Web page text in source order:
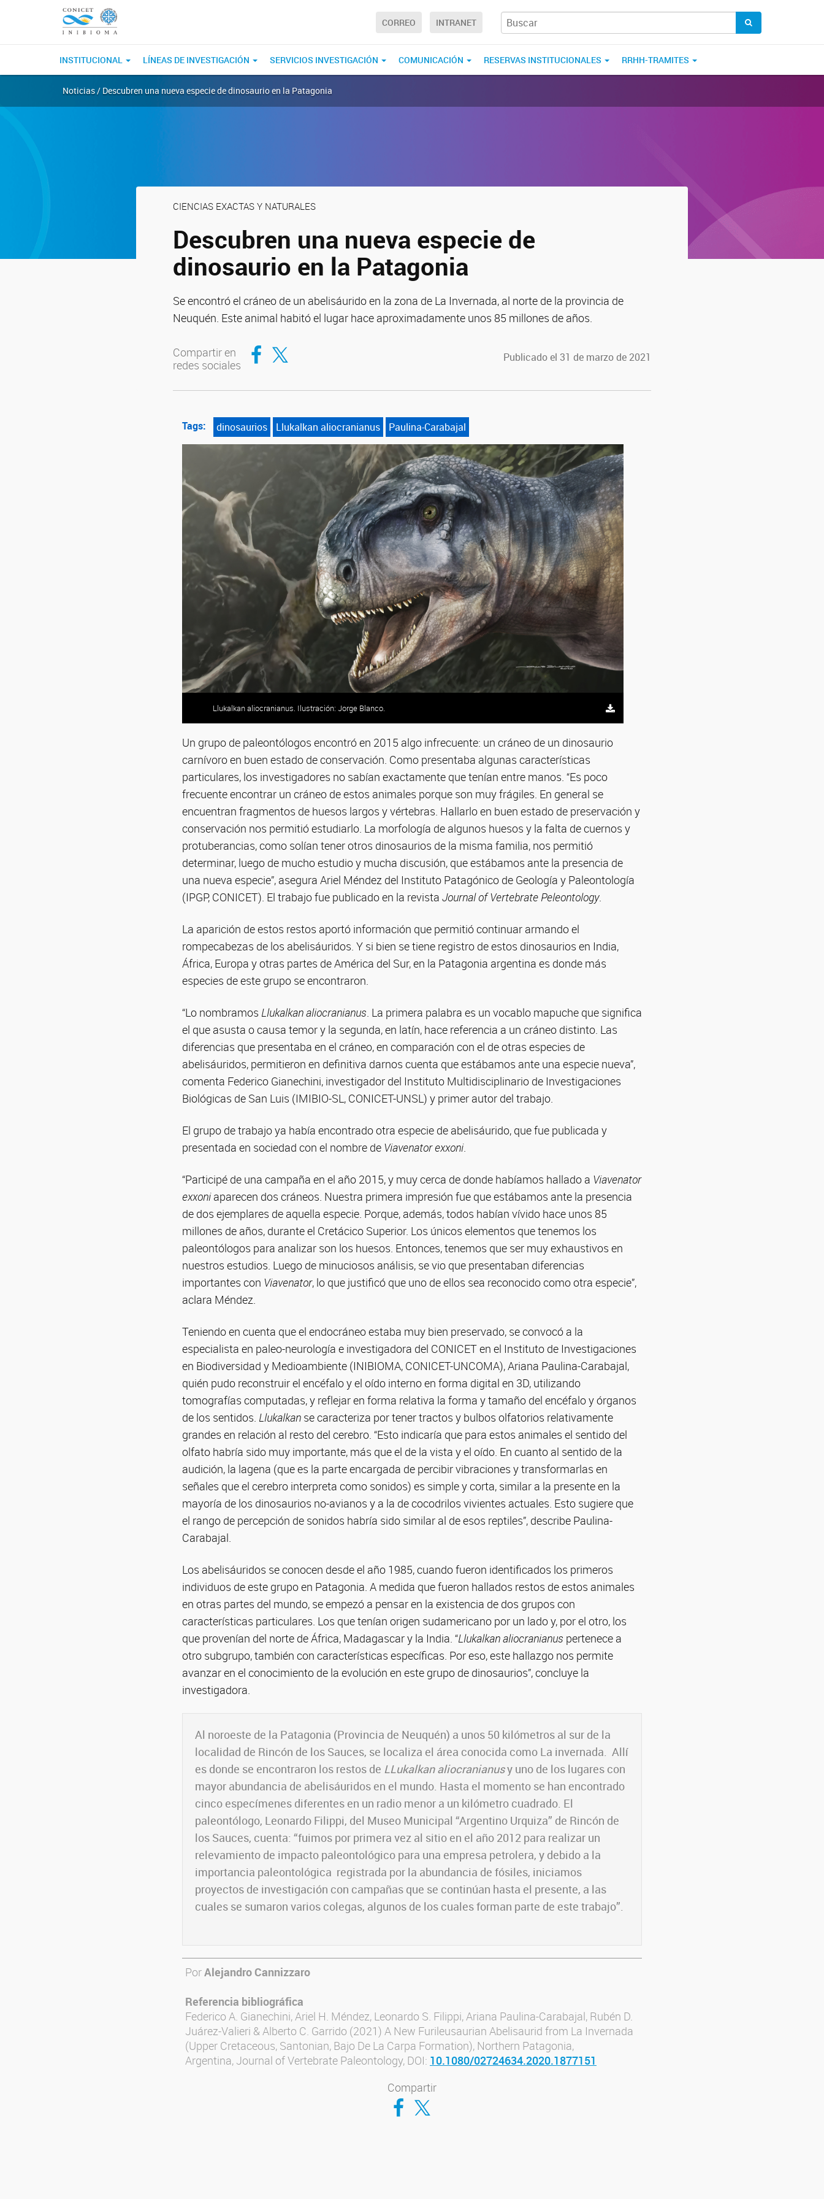
CORREO INTRANET
INSTITUCIONAL LÍNEAS DE INVESTIGACIÓN SERVICIOS INVESTIGACIÓN COMUNICACIÓN RESERVAS INSTITUCIONALES RRHH-TRAMITES
Noticias / Descubren una nueva especie de dinosaurio en la Patagonia
CIENCIAS EXACTAS Y NATURALES
Descubren una nueva especie de
dinosaurio en la Patagonia
Se encontró el cráneo de un abelisáurido en la zona de La Invernada, al norte de la provincia de
Neuquén. Este animal habitó el lugar hace aproximadamente unos 85 millones de años.
Compartir en
redes sociales
Compartir en Facebook
Compartir en Twitter Publicado el 31 de marzo de 2021
Tags: dinosaurios Llukalkan aliocranianus Paulina-Carabajal
Llukalkan aliocranianus. Ilustración: Jorge Blanco.
Un grupo de paleontólogos encontró en 2015 algo infrecuente: un cráneo de un dinosaurio
carnívoro en buen estado de conservación. Como presentaba algunas características
particulares, los investigadores no sabían exactamente que tenían entre manos. “Es poco
frecuente encontrar un cráneo de estos animales porque son muy frágiles. En general se
encuentran fragmentos de huesos largos y vértebras. Hallarlo en buen estado de preservación y
conservación nos permitió estudiarlo. La morfología de algunos huesos y la falta de cuernos y
protuberancias, como solían tener otros dinosaurios de la misma familia, nos permitió
determinar, luego de mucho estudio y mucha discusión, que estábamos ante la presencia de
una nueva especie”, asegura Ariel Méndez del Instituto Patagónico de Geología y Paleontología
(IPGP, CONICET). El trabajo fue publicado en la revista Journal of Vertebrate Peleontology.
La aparición de estos restos aportó información que permitió continuar armando el
rompecabezas de los abelisáuridos. Y si bien se tiene registro de estos dinosaurios en India,
África, Europa y otras partes de América del Sur, en la Patagonia argentina es donde más
especies de este grupo se encontraron.
“Lo nombramos Llukalkan aliocranianus. La primera palabra es un vocablo mapuche que significa
el que asusta o causa temor y la segunda, en latín, hace referencia a un cráneo distinto. Las
diferencias que presentaba en el cráneo, en comparación con el de otras especies de
abelisáuridos, permitieron en definitiva darnos cuenta que estábamos ante una especie nueva”,
comenta Federico Gianechini, investigador del Instituto Multidisciplinario de Investigaciones
Biológicas de San Luis (IMIBIO-SL, CONICET-UNSL) y primer autor del trabajo.
El grupo de trabajo ya había encontrado otra especie de abelisáurido, que fue publicada y
presentada en sociedad con el nombre de Viavenator exxoni.
“Participé de una campaña en el año 2015, y muy cerca de donde habíamos hallado a Viavenator
exxoniaparecen dos cráneos. Nuestra primera impresión fue que estábamos ante la presencia
de dos ejemplares de aquella especie. Porque, además, todos habían vívido hace unos 85
millones de años, durante el Cretácico Superior. Los únicos elementos que tenemos los
paleontólogos para analizar son los huesos. Entonces, tenemos que ser muy exhaustivos en
nuestros estudios. Luego de minuciosos análisis, se vio que presentaban diferencias
importantes con Viavenator, lo que justificó que uno de ellos sea reconocido como otra especie”,
aclara Méndez.
Teniendo en cuenta que el endocráneo estaba muy bien preservado, se convocó a la
especialista en paleo-neurología e investigadora del CONICET en el Instituto de Investigaciones
en Biodiversidad y Medioambiente (INIBIOMA, CONICET-UNCOMA), Ariana Paulina-Carabajal,
quién pudo reconstruir el encéfalo y el oído interno en forma digital en 3D, utilizando
tomografías computadas, y reflejar en forma relativa la forma y tamaño del encéfalo y órganos
de los sentidos. Llukalkan se caracteriza por tener tractos y bulbos olfatorios relativamente
grandes en relación al resto del cerebro. “Esto indicaría que para estos animales el sentido del
olfato habría sido muy importante, más que el de la vista y el oído. En cuanto al sentido de la
audición, la lagena (que es la parte encargada de percibir vibraciones y transformarlas en
señales que el cerebro interpreta como sonidos) es simple y corta, similar a la presente en la
mayoría de los dinosaurios no-avianos y a la de cocodrilos vivientes actuales. Esto sugiere que
el rango de percepción de sonidos habría sido similar al de esos reptiles”, describe Paulina-
Carabajal.
Los abelisáuridos se conocen desde el año 1985, cuando fueron identificados los primeros
individuos de este grupo en Patagonia. A medida que fueron hallados restos de estos animales
en otras partes del mundo, se empezó a pensar en la existencia de dos grupos con
características particulares. Los que tenían origen sudamericano por un lado y, por el otro, los
que provenían del norte de África, Madagascar y la India. “Llukalkan aliocranianus pertenece a
otro subgrupo, también con características específicas. Por eso, este hallazgo nos permite
avanzar en el conocimiento de la evolución en este grupo de dinosaurios”, concluye la
investigadora.
Al noroeste de la Patagonia (Provincia de Neuquén) a unos 50 kilómetros al sur de la
localidad de Rincón de los Sauces, se localiza el área conocida como La invernada. Allí
es donde se encontraron los restos de LLukalkan aliocranianusy uno de los lugares con
mayor abundancia de abelisáuridos en el mundo. Hasta el momento se han encontrado
cinco especímenes diferentes en un radio menor a un kilómetro cuadrado. El
paleontólogo, Leonardo Filippi, del Museo Municipal “Argentino Urquiza” de Rincón de
los Sauces, cuenta: “fuimos por primera vez al sitio en el año 2012 para realizar un
relevamiento de impacto paleontológico para una empresa petrolera, y debido a la
importancia paleontológica registrada por la abundancia de fósiles, iniciamos
proyectos de investigación con campañas que se continúan hasta el presente, a las
cuales se sumaron varios colegas, algunos de los cuales forman parte de este trabajo”.
PorAlejandro Cannizzaro
Referencia bibliográfica
Federico A. Gianechini, Ariel H. Méndez, Leonardo S. Filippi, Ariana Paulina-Carabajal, Rubén D.
Juárez-Valieri & Alberto C. Garrido (2021) A New Furileusaurian Abelisaurid from La Invernada
(Upper Cretaceous, Santonian, Bajo De La Carpa Formation), Northern Patagonia,
Argentina, Journal of Vertebrate Paleontology, DOI: 10.1080/02724634.2020.1877151
Compartir
Compartir en Facebook
Compartir en Twitter